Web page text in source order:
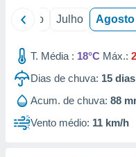
Junho Julho Agosto
T. Média : 18°C Máx.:
Dias de chuva: 15 dias
Acum. de chuva: 88
Vento médio: 11 km/h